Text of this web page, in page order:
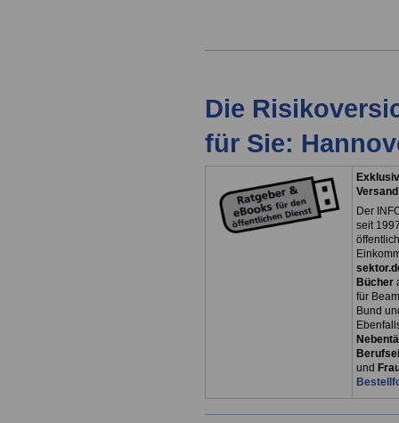
Die
für Sie:
Der
seit
Bücher
für
Bund
und